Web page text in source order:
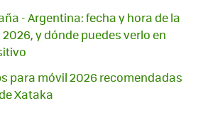
- Argentina: fecha y hora de la
y dónde puedes verlo en
para móvil 2026 recomendadas
Xataka